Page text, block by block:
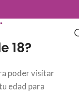
18?
poder visitar
edad para